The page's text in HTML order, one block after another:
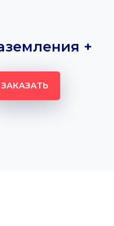
+
ЗАКАЗАТЬ